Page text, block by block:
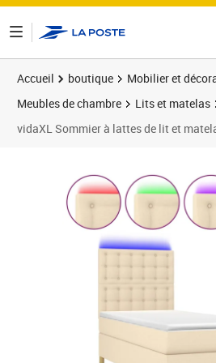
Accueil boutique
Mobilier et
Meubles de chambre
Lits et matelas
vidaXL Sommier à lattes de lit et